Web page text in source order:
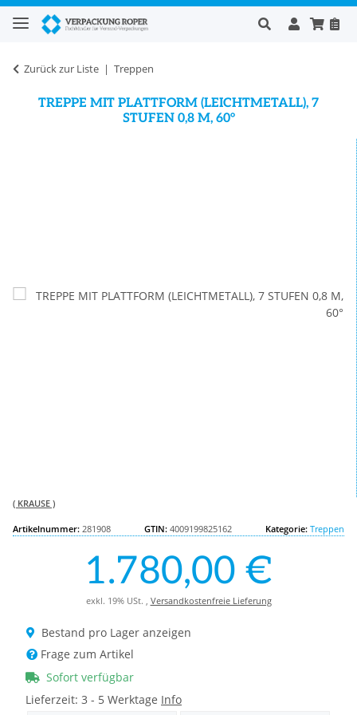
Zurück zur Liste Treppen
TREPPE MIT PLATTFORM (LEICHTMETALL), 7
STUFEN 0,8 M, 60°
( KRAUSE )
Artikelnummer: 281908 GTIN: 4009199825162 Kategorie: Treppen
1.780,00 €
exkl. 19% USt. , Versandkostenfreie Lieferung
Bestand pro Lager anzeigen
Frage zum Artikel
Sofort verfügbar
Lieferzeit: 3 - 5 Werktage Info